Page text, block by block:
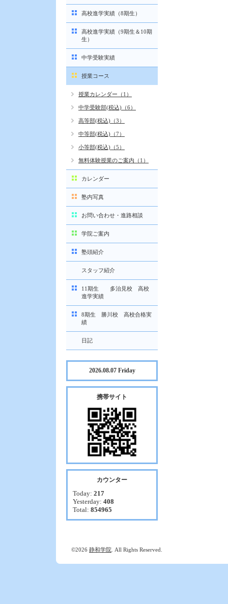
高校進学実績（8期生）
高校進学実績（9期生＆10期
生）
中学受験実績
授業コース
授業カレンダー（1）
中学受験部(税込)（6）
高等部(税込)（3）
中等部(税込)（7）
小等部(税込)（5）
無料体験授業のご案内（1）
カレンダー
塾内写真
お問い合わせ・進路相談
学院ご案内
塾頭紹介
スタッフ紹介
11期生 多治見校 高校
進学実績
8期生 勝川校 高校合格実
績
日記
2026.08.07 Friday
携帯サイト
カウンター
Today: 217
Yesterday: 408
Total: 854965
©2026 静和学院 . All Rights Reserved.